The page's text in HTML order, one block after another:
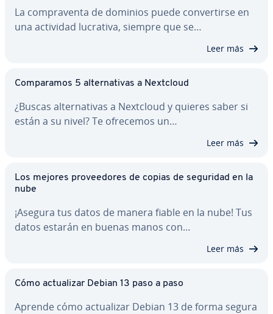
La co­m­pra­ve­n­ta de dominios puede co­n­ve­r­ti­r­se en
una actividad lucrativa, siempre que se…
Leer más
Co­m­pa­ra­mos 5 al­te­r­na­ti­vas a Nextcloud
¿Buscas al­te­r­na­ti­vas a Nextcloud y quieres saber si
están a su nivel? Te ofrecemos un…
Leer más
Los mejores pro­vee­do­res de copias de seguridad en la
nube
¡Asegura tus datos de manera fiable en la nube! Tus
datos estarán en buenas manos con…
Leer más
Cómo ac­tua­li­zar Debian 13 paso a paso
Aprende cómo ac­tua­li­zar Debian 13 de forma segura